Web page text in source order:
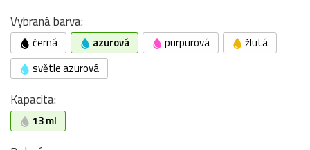
Vybraná barva:
černá azurová purpurová
žlutá
světle azurová
Kapacita:
13 ml